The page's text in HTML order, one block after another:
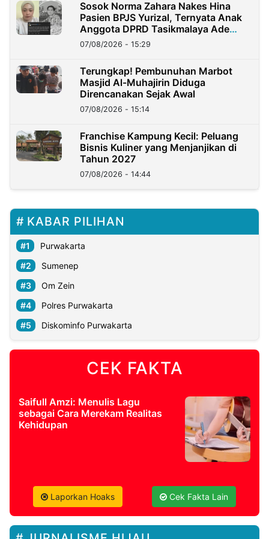
Sosok Norma Zahara Nakes Hina
Pasien BPJS Yurizal, Ternyata Anak
Anggota DPRD Tasikmalaya Ade
Lukman
07/08/2026 - 15:29
Terungkap! Pembunuhan Marbot
Masjid Al-Muhajirin Diduga
Direncanakan Sejak Awal
07/08/2026 - 15:14
Franchise Kampung Kecil: Peluang
Bisnis Kuliner yang Menjanjikan di
Tahun 2027
07/08/2026 - 14:44
KABAR PILIHAN
Purwakarta
Sumenep
Om Zein
Polres Purwakarta
Diskominfo Purwakarta
CEK FAKTA
Saifull Amzi: Menulis Lagu
sebagai Cara Merekam Realitas
Kehidupan
Laporkan Hoaks Cek Fakta Lain